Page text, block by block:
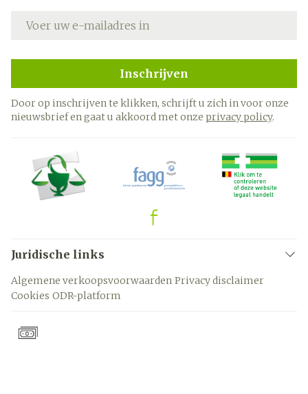
Inschrijven
Door op inschrijven te klikken, schrijft u zich in voor onze
nieuwsbrief en gaat u akkoord met onze privacy policy.
Juridische links
Algemene verkoopsvoorwaarden Privacy disclaimer
Cookies ODR-platform